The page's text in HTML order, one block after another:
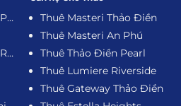
Thuê Vinhomes Central Park
Thuê Vinhomes Golden River
Thuê Masteri Thảo Điền
Thuê Masteri An Phú
Thuê Thảo Điền Pearl
Thuê Lumiere Riverside
Thuê Gateway Thảo Điền